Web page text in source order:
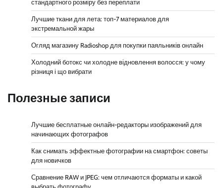
стандартного розміру без переплати
Лучшие ткани для лета: топ-7 материалов для
экстремальной жары
Огляд магазину Radioshop для покупки паяльників онлайн
Холодний ботокс чи холодне відновлення волосся: у чому
різниця і що вибрати
Полезные записи
Лучшие бесплатные онлайн-редакторы изображений для
начинающих фотографов
Как снимать эффектные фотографии на смартфон: советы
для новичков
Сравнение RAW и JPEG: чем отличаются форматы и какой